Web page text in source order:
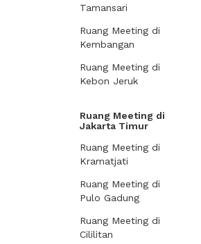
Tamansari
Ruang Meeting di
Kembangan
Ruang Meeting di
Kebon Jeruk
Ruang Meeting di
Jakarta Timur
Ruang Meeting di
Kramatjati
Ruang Meeting di
Pulo Gadung
Ruang Meeting di
Cililitan